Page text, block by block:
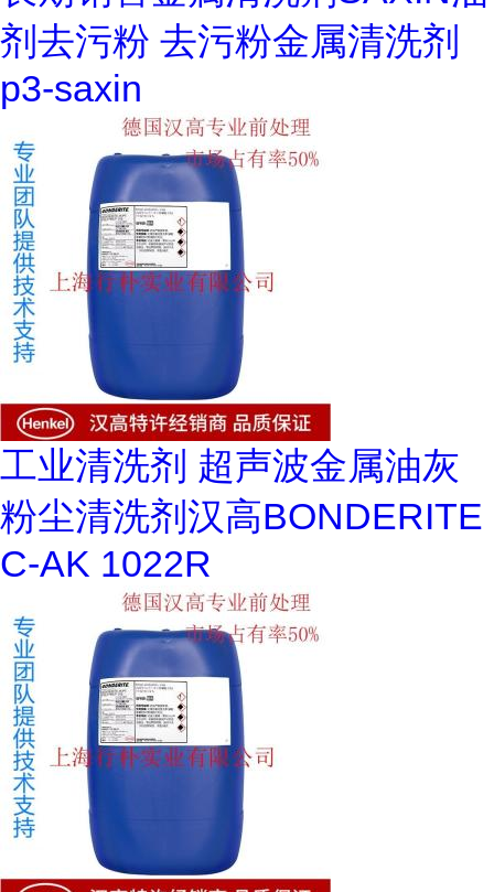
剂去污粉 去污粉金属清洗剂
p3-saxin
工业清洗剂 超声波金属油灰
粉尘清洗剂汉高BONDERITE
C-AK 1022R